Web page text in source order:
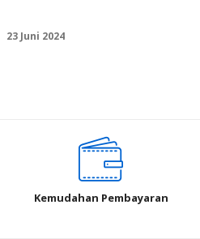
23 Juni 2024
Kemudahan Pembayaran